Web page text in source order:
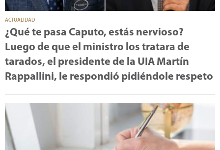
ACTUALIDAD
¿Qué te pasa Caputo, estás nervioso?
Luego de que el ministro los tratara de
tarados, el presidente de la UIA Martín
Rappallini, le respondió pidiéndole respeto